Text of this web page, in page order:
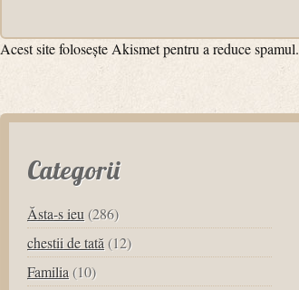
Acest site folosește Akismet pentru a reduce spamul.
Categorii
Ăsta-s ieu (286)
chestii de tată (12)
Familia (10)